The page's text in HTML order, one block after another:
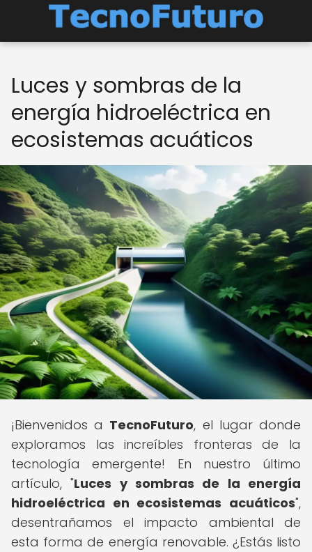
Luces y sombras de la
energía hidroeléctrica en
ecosistemas acuáticos
¡Bienvenidos a TecnoFuturo, el lugar donde
exploramos las increíbles fronteras de la
tecnología emergente! En nuestro último
artículo, "Luces y sombras de la energía
hidroeléctrica en ecosistemas acuáticos",
desentrañamos el impacto ambiental de
esta forma de energía renovable. ¿Estás listo